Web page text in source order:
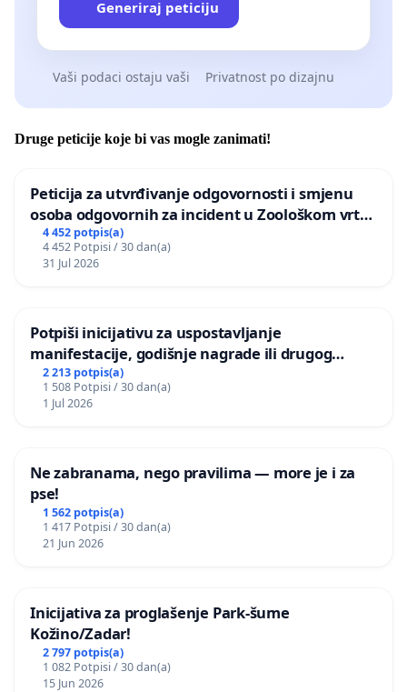
Generiraj peticiju
Vaši podaci ostaju vaši Privatnost po dizajnu
Druge peticije koje bi vas mogle zanimati!
Peticija za utvrđivanje odgovornosti i smjenu
osoba odgovornih za incident u Zoološkom vrtu
Grada Zagreba
4 452 potpis(a)
4 452 Potpisi / 30 dan(a)
31 Jul 2026
Potpiši inicijativu za uspostavljanje
manifestacije, godišnje nagrade ili drugog
javnog događaja „Edin Avdić“ u Sarajevu
2 213 potpis(a)
1 508 Potpisi / 30 dan(a)
1 Jul 2026
Ne zabranama, nego pravilima — more je i za
pse!
1 562 potpis(a)
1 417 Potpisi / 30 dan(a)
21 Jun 2026
Inicijativa za proglašenje Park-šume
Kožino/Zadar!
2 797 potpis(a)
1 082 Potpisi / 30 dan(a)
15 Jun 2026